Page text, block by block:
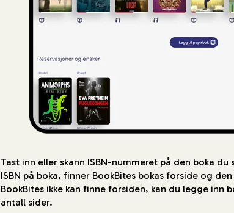
Tast inn eller skann ISBN-nummeret på den boka
ISBN på boka, finner BookBites bokas forside og
BookBites ikke kan finne forsiden, kan du legge inn
antall sider.